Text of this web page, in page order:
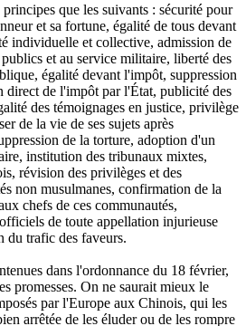
que les suivants : sécurité pour
et sa fortune, égalité de tous devant
individuelle et collective, admission de
et au service militaire, liberté des
égalité devant l'impôt, suppression
direct de l'impôt par l'État, publicité des
des témoignages en justice, privilège
de la vie de ses sujets après
de la torture, adoption d'un
institution des tribunaux mixtes,
révision des privilèges et des
non musulmanes, confirmation de la
chefs de ces communautés,
de toute appellation injurieuse
du trafic des faveurs.
dans l'ordonnance du 18 février,
promesses. On ne saurait mieux le
par l'Europe aux Chinois, qui les
arrêtée de les éluder ou de les rompre